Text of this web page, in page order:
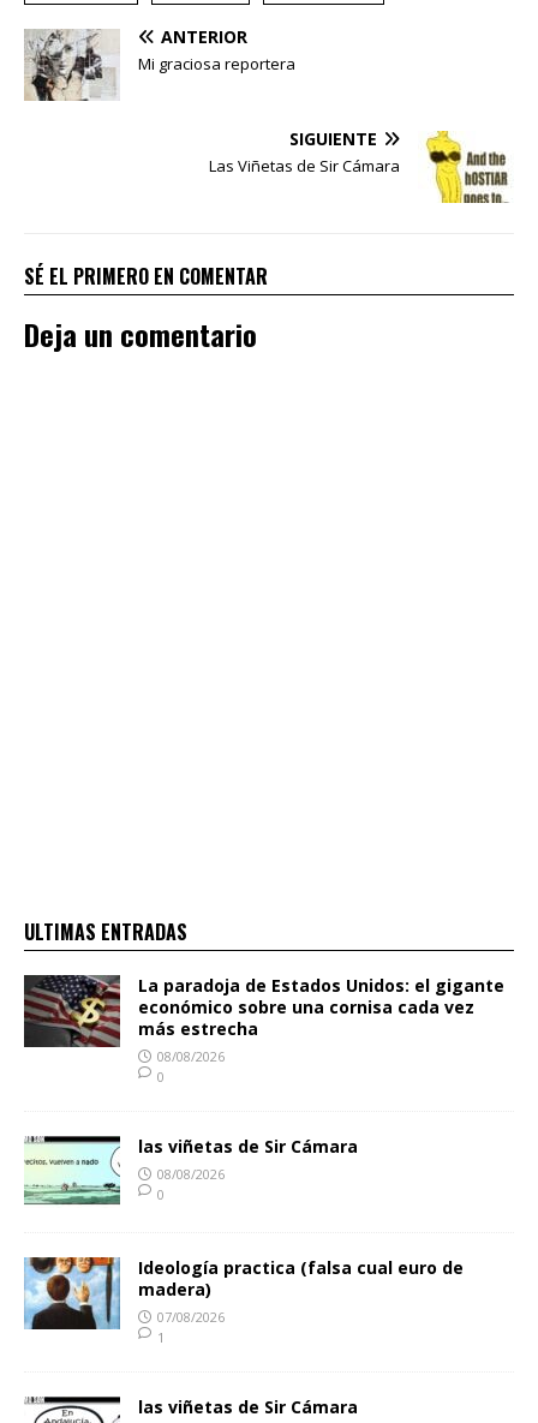
ANTERIOR
Mi graciosa reportera
SIGUIENTE
Las Viñetas de Sir Cámara
SÉ EL PRIMERO EN COMENTAR
Deja un comentario
ULTIMAS ENTRADAS
La paradoja de Estados Unidos: el gigante
económico sobre una cornisa cada vez
más estrecha
08/08/2026
0
las viñetas de Sir Cámara
08/08/2026
0
Ideología practica (falsa cual euro de
madera)
07/08/2026
1
las viñetas de Sir Cámara